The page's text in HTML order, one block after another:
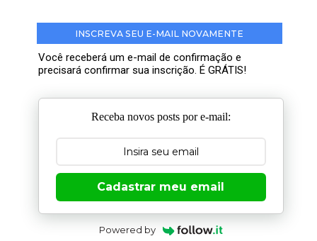
INSCREVA SEU E-MAIL NOVAMENTE
Você receberá um e-mail de confirmação e
precisará confirmar sua inscrição. É GRÁTIS!
Receba novos posts por e-mail:
Cadastrar meu email
Powered by